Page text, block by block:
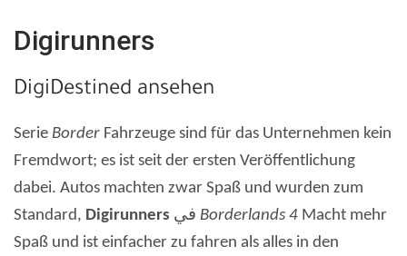
Digirunners
DigiDestined ansehen
Serie Border Fahrzeuge sind für das Unternehmen kein
Fremdwort; es ist seit der ersten Veröffentlichung
dabei. Autos machten zwar Spaß und wurden zum
Standard, Digirunners Borderlands 4 Macht mehr
Spaß und ist einfacher zu fahren als alles in den